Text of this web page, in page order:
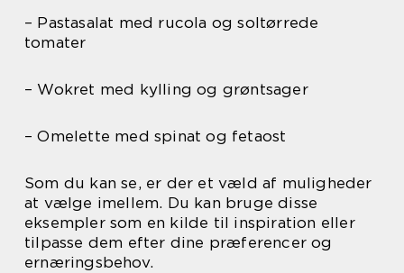
– Pastasalat med rucola og soltørrede
tomater
– Wokret med kylling og grøntsager
– Omelette med spinat og fetaost
Som du kan se, er der et væld af muligheder
at vælge imellem. Du kan bruge disse
eksempler som en kilde til inspiration eller
tilpasse dem efter dine præferencer og
ernæringsbehov.